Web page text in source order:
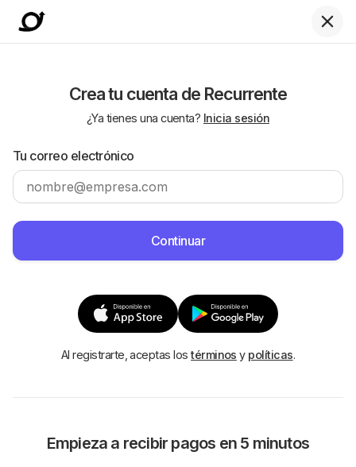
Crea tu cuenta de Recurrente
¿Ya tienes una cuenta? Inicia sesión
Tu correo electrónico
Al registrarte, aceptas lostérminos y políticas.
Empieza a recibir pagos en 5 minutos